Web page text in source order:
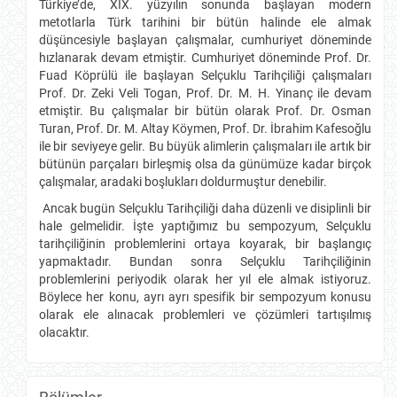
Türkiye’de, XIX. yüzyılın sonunda başlayan modern
metotlarla Türk tarihini bir bütün halinde ele almak
düşüncesiyle başlayan çalışmalar, cumhuriyet döneminde
hızlanarak devam etmiştir. Cumhuriyet döneminde Prof. Dr.
Fuad Köprülü ile başlayan Selçuklu Tarihçiliği çalışmaları
Prof. Dr. Zeki Veli Togan, Prof. Dr. M. H. Yinanç ile devam
etmiştir. Bu çalışmalar bir bütün olarak Prof. Dr. Osman
Turan, Prof. Dr. M. Altay Köymen, Prof. Dr. İbrahim Kafesoğlu
ile bir seviyeye gelir. Bu büyük alimlerin çalışmaları ile artık bir
bütünün parçaları birleşmiş olsa da günümüze kadar birçok
çalışmalar, aradaki boşlukları doldurmuştur denebilir.
Ancak bugün Selçuklu Tarihçiliği daha düzenli ve disiplinli bir
hale gelmelidir. İşte yaptığımız bu sempozyum, Selçuklu
tarihçiliğinin problemlerini ortaya koyarak, bir başlangıç
yapmaktadır. Bundan sonra Selçuklu Tarihçiliğinin
problemlerini periyodik olarak her yıl ele almak istiyoruz.
Böylece her konu, ayrı ayrı spesifik bir sempozyum konusu
olarak ele alınacak problemleri ve çözümleri tartışılmış
olacaktır.